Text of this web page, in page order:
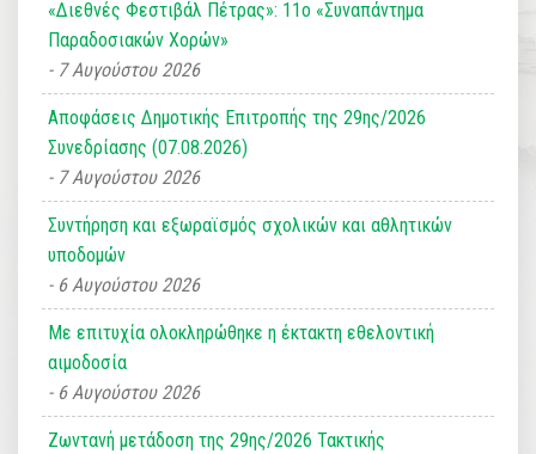
«Διεθνές Φεστιβάλ Πέτρας»: 11ο «Συναπάντημα
Παραδοσιακών Χορών»
7 Αυγούστου 2026
Αποφάσεις Δημοτικής Επιτροπής της 29ης/2026
Συνεδρίασης (07.08.2026)
7 Αυγούστου 2026
Συντήρηση και εξωραϊσμός σχολικών και αθλητικών
υποδομών
6 Αυγούστου 2026
Με επιτυχία ολοκληρώθηκε η έκτακτη εθελοντική
αιμοδοσία
6 Αυγούστου 2026
Ζωντανή μετάδοση της 29ης/2026 Τακτικής